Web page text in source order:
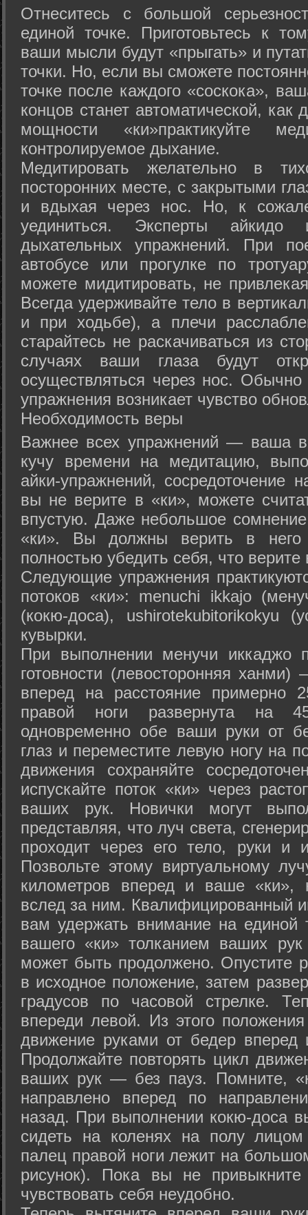
Отнеситесь с большой
единой точке. Приготовьтесь к
ваши мысли будут «прыгать» и
точки. Но, если вы сможете
точке после каждого «соскока»,
концов станет автоматической,
мощности «ки»практикуйте
контролируемое дыхание.
Медитировать желательно в
посторонних месте, с закрытыми
и вдыхая через нос. Но, к
уединиться. Эксперты айкидо
дыхательных упражнений. При
автобусе или прогулке по
можете мидитировать, не
Всегда удерживайте тело в
и при ходьбе), а плечи
старайтесь не раскачиваться из
случаях ваши глаза будут
осуществляться через нос. Обычно
упражнения возникает чувство
Необходимость веры
Важнее всех упражнений — ваша
кучу времени на медитацию,
айки-упражнений, сосредоточение
вы не верите в «ки», можете
впустую. Даже небольшое сомнение
«ки». Вы должны верить в
полностью убедить себя, что верите
Следующие упражнения
потоков «ки»: menuchi ikkajo
(кокю-доса), ushiro­tekubitori­kokyu
кувырки.
При выполнении менучи иккаджо
готовности (левосторонняя
вперед на расстояние примерно
правой ноги развернута на
одновременно обе ваши руки от
глаз и переместите левую ногу на
движения сохраняйте
испускайте поток «ки» через
ваших рук. Новички могут
представляя, что луч света,
проходит через его тело, руки и
Позвольте этому виртуальному
километров вперед и ваше «ки»,
вслед за ним. Квалифицированный
вам удержать внимание на единой
вашего «ки» толканием ваших
может быть продолжено. Опустите
в исходное положение, затем
градусов по часовой стрелке.
впереди левой. Из этого
движение руками от бедер вперед
Продолжайте повторять цикл
ваших рук — без пауз. Помните,
направлено вперед по
назад. При выполнении кокю-доса
сидеть на коленях на полу
палец правой ноги лежит на
рисунок). Пока вы не
чувствовать себя неудобно.